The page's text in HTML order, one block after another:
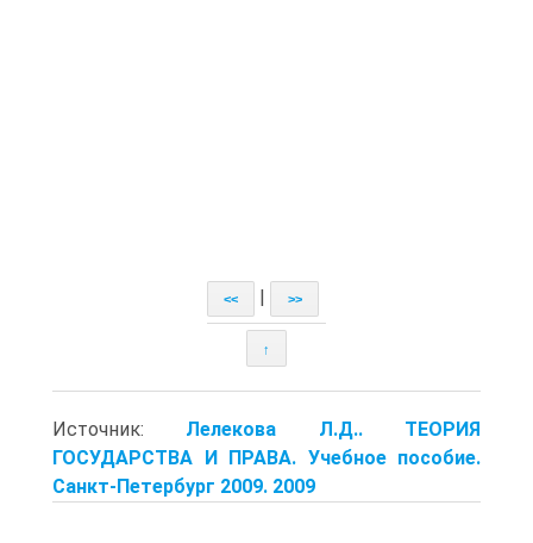
<< >>
↑
Источник: Лелекова Л.Д.. ТЕОРИЯ
ГОСУДАРСТВА И ПРАВА. Учебное пособие.
Санкт-Петербург 2009. 2009